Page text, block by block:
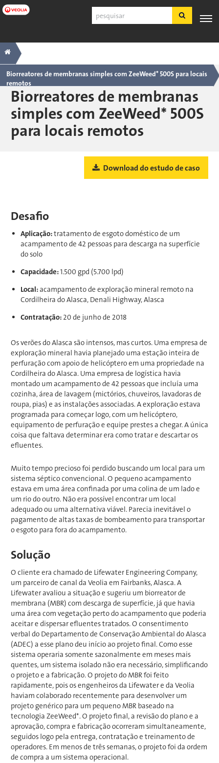
Pular
para
principal
Pesquisar
Navegação
principal
ESPECIALIZAÇÃO
Português
SDS
COA
Sobre
Trilha
Biorreatores de membranas simples com ZeeWeed* 500S para locais
remotos
Biorreatores de membranas
simples com ZeeWeed* 500S
para locais remotos
Download do estudo de caso
Desafio
Aplicação:tratamento de esgoto doméstico de um
acampamento de 42 pessoas para descarga na superfície
do solo
Capacidade:1.500 gpd (5.700 lpd)
Local:acampamento de exploração mineral remoto na
Cordilheira do Alasca, Denali Highway, Alasca
Contratação: 20 de junho de 2018
Os verões do Alasca são intensos, mas curtos. Uma empresa de
exploração mineral havia planejado uma estação inteira de
perfuração com apoio de helicóptero em uma propriedade na
Cordilheira do Alasca. Uma empresa de logística havia
montado um acampamento de 42 pessoas que incluía uma
cozinha, área de lavagem (mictórios, chuveiros, lavadoras de
roupa, pias) e as instalações associadas. A exploração estava
programada para começar logo, com um helicóptero,
equipamento de perfuração e equipe prestes a chegar. A única
coisa que faltava determinar era como tratar e descartar os
efluentes.
Muito tempo precioso foi perdido buscando um local para um
sistema séptico convencional. O pequeno acampamento
estava em uma área confinada por uma colina de um lado e
um rio do outro. Não era possível encontrar um local
adequado ou uma alternativa viável. Parecia inevitável o
pagamento de altas taxas de bombeamento para transportar
o esgoto para fora do acampamento.
Solução
O cliente era chamado de Lifewater Engineering Company,
um parceiro de canal da Veolia em Fairbanks, Alasca. A
Lifewater avaliou a situação e sugeriu um biorreator de
membrana (MBR) com descarga de superfície, já que havia
uma área com vegetação perto do acampamento que poderia
aceitar e dispersar efluentes tratados. O consentimento
verbal do Departamento de Conservação Ambiental do Alasca
(ADEC) a esse plano deu início ao projeto final. Como esse
sistema operaria somente sazonalmente em meses mais
quentes, um sistema isolado não era necessário, simplificando
o projeto e a fabricação. O projeto do MBR foi feito
rapidamente, pois os engenheiros da Lifewater e da Veolia
haviam colaborado recentemente para desenvolver um
projeto genérico para um pequeno MBR baseado na
tecnologia ZeeWeed*. O projeto final, a revisão do plano e a
aprovação, compra e fabricação ocorreram simultaneamente,
seguidos logo pela entrega, contratação e treinamento de
operadores. Em menos de três semanas, o projeto foi da ordem
de compra a um sistema operacional.